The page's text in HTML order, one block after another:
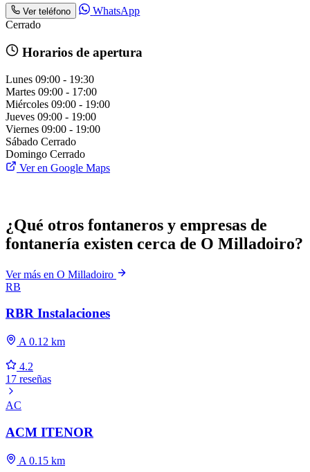
Ver teléfono
WhatsApp
Cerrado
Horarios de apertura
Lunes 09:00 - 19:30
Martes 09:00 - 17:00
Miércoles 09:00 - 19:00
Jueves 09:00 - 19:00
Viernes 09:00 - 19:00
Sábado Cerrado
Domingo Cerrado
Ver en Google Maps
¿Qué otros fontaneros y empresas de
fontanería existen cerca de O Milladoiro?
Ver más en O Milladoiro
RB
RBR Instalaciones
A 0.12 km
4.2
17 reseñas
AC
ACM ITENOR
A 0.15 km